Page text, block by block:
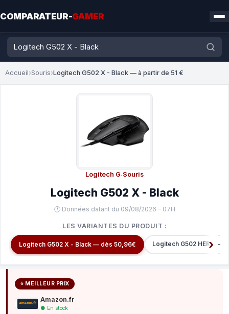
COMPARATEUR-GAMER
Accueil›Souris›Logitech G502 X - Black — à partir de 51 €
Logitech G·Souris
Logitech G502 X - Black
🕐 Données datant du 09/08/2026 – 07H
LES VARIANTES DU PRODUIT :
Logitech G502 X - Black — dès 50,96€ Logitech G502 HERO —
⭐ MEILLEUR PRIX
Amazon.fr
● En stock